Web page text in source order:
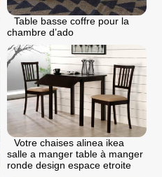
Table basse coffre pour la
chambre d’ado
Votre chaises alinea ikea
salle a manger table à manger
ronde design espace etroite